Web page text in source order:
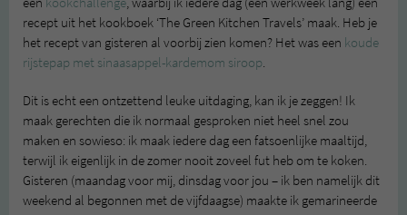
recept uit het kookboek ‘The Green Kitchen Travels’ maak. Heb je
het recept van gisteren al voorbij zien komen? Het was een koude
rijstepap met sinaasappel-kardemom siroop.
Dit is echt een ontzettend leuke uitdaging, kan ik je zeggen! Ik
maak gerechten die ik normaal gesproken niet heel snel zou
maken en sowieso: ik maak iedere dag een fatsoenlijke maaltijd,
terwijl ik eigenlijk in de zomer nooit zoveel fut heb om te koken.
Gisteren (maandag voor mij, dinsdag voor jou – ik ben namelijk dit
weekend al begonnen met de vijfdaagse) maakte ik gemarineerde